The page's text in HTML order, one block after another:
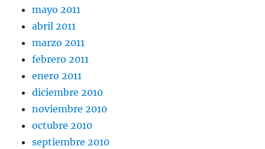
mayo 2011
abril 2011
marzo 2011
febrero 2011
enero 2011
diciembre 2010
noviembre 2010
octubre 2010
septiembre 2010